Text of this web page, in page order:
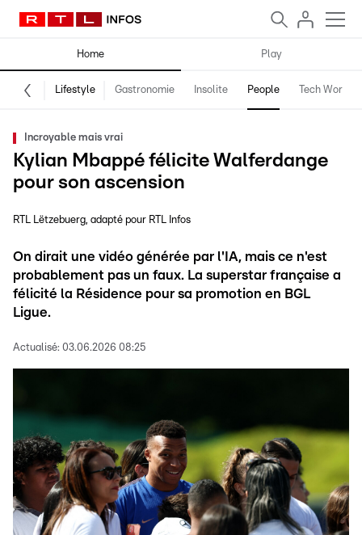
Home Play
Lifestyle Gastronomie Insolite People Tech World
Incroyable mais vrai
Kylian Mbappé félicite Walferdange
pour son ascension
RTL Lëtzebuerg adapté pour RTL Infos
On dirait une vidéo générée par l'IA, mais ce n'est
probablement pas un faux. La superstar française a
félicité la Résidence pour sa promotion en BGL
Ligue.
Actualisé: 03.06.2026 08:25